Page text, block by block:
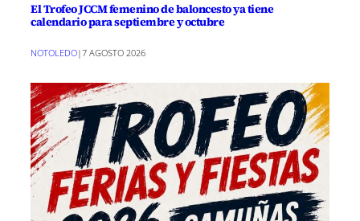
El Trofeo JCCM femenino de baloncesto ya tiene
calendario para septiembre y octubre
NOTOLEDO|7 AGOSTO 2026